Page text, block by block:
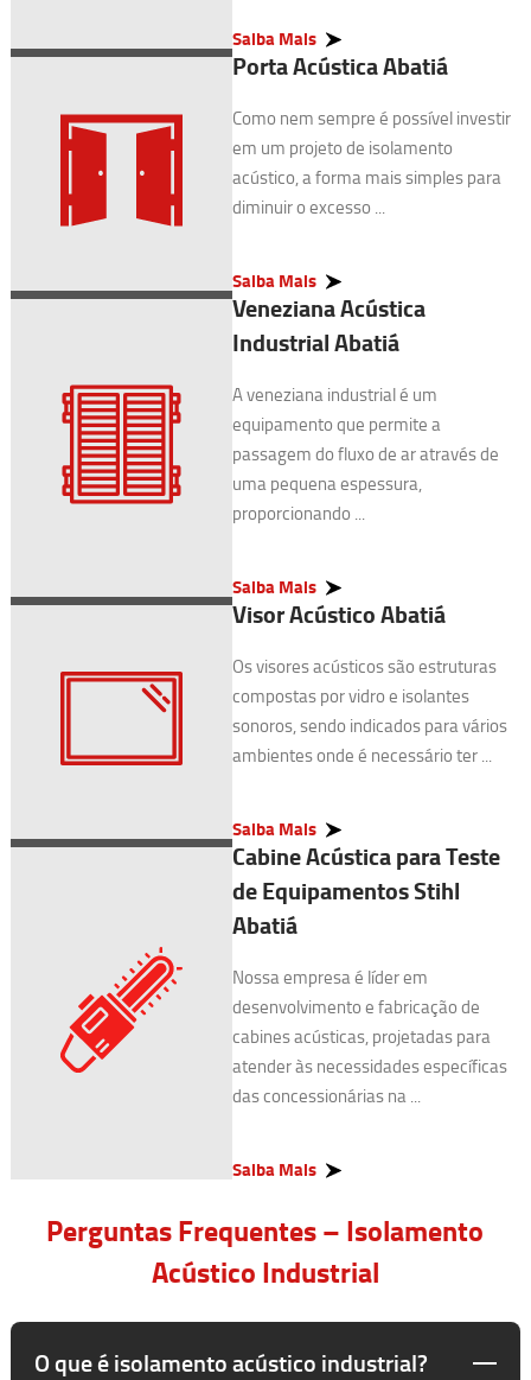
Saiba Mais
Porta Acústica Abatiá
Como nem sempre é possível investir
em um projeto de isolamento
acústico, a forma mais simples para
diminuir o excesso ...
Saiba Mais
Veneziana Acústica
Industrial Abatiá
A veneziana industrial é um
equipamento que permite a
passagem do fluxo de ar através de
uma pequena espessura,
proporcionando ...
Saiba Mais
Visor Acústico Abatiá
Os visores acústicos são estruturas
compostas por vidro e isolantes
sonoros, sendo indicados para vários
ambientes onde é necessário ter ...
Saiba Mais
Cabine Acústica para Teste
de Equipamentos Stihl
Abatiá
Nossa empresa é líder em
desenvolvimento e fabricação de
cabines acústicas, projetadas para
atender às necessidades específicas
das concessionárias na ...
Saiba Mais
Perguntas Frequentes – Isolamento
Acústico Industrial
O que é isolamento acústico industrial?